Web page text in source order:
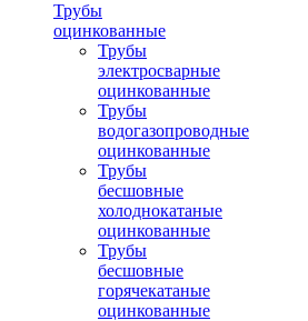
Трубы
оцинкованные
Трубы
электросварные
оцинкованные
Трубы
водогазопроводные
оцинкованные
Трубы
бесшовные
холоднокатаные
оцинкованные
Трубы
бесшовные
горячекатаные
оцинкованные